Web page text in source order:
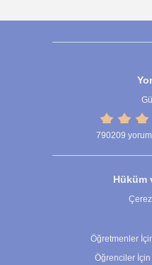
790209
Hüküm
Öğretmenler
Öğrenciler İçin